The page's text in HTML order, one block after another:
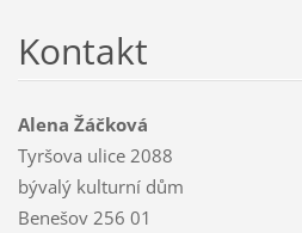
Kontakt
Alena Žáčková
Tyršova ulice 2088
bývalý kulturní dům
Benešov 256 01